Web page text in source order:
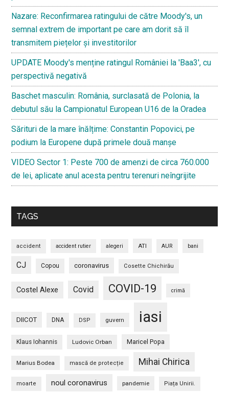
Nazare: Reconfirmarea ratingului de către Moody's, un
semnal extrem de important pe care am dorit să îl
transmitem piețelor și investitorilor
UPDATE Moody's menține ratingul României la 'Baa3', cu
perspectivă negativă
Baschet masculin: România, surclasată de Polonia, la
debutul său la Campionatul European U16 de la Oradea
Sărituri de la mare înălțime: Constantin Popovici, pe
podium la Europene după primele două manșe
VIDEO Sector 1: Peste 700 de amenzi de circa 760.000
de lei, aplicate anul acesta pentru terenuri neîngrijite
TAGS
accident accident rutier alegeri ATI AUR bani
CJ Copou coronavirus Cosette Chichirău
Costel Alexe Covid COVID-19 crimă
DIICOT DNA DSP guvern iasi
Klaus Iohannis Ludovic Orban Maricel Popa
Marius Bodea mască de protecție Mihai Chirica
moarte noul coronavirus pandemie Piața Unirii.